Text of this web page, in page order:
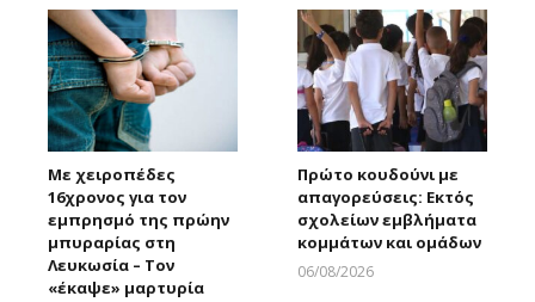
Με χειροπέδες
16χρονος για τον
εμπρησμό της πρώην
μπυραρίας στη
Λευκωσία – Τον
«έκαψε» μαρτυρία
Πρώτο κουδούνι με
απαγορεύσεις: Εκτός
σχολείων εμβλήματα
κομμάτων και ομάδων
06/08/2026